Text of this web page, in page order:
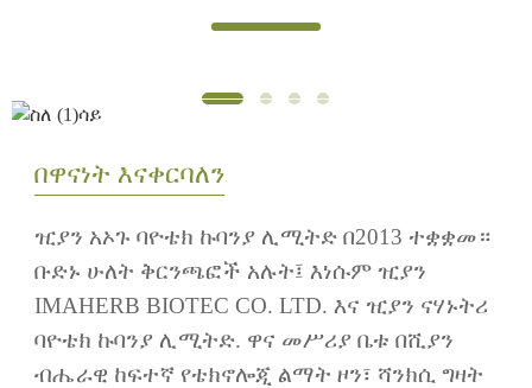
በዋናነት እናቀርባለን
ዢያን አኦጉ ባዮቴክ ኩባንያ ሊሚትድ በ2013 ተቋቋመ።
ቡድኑ ሁለት ቅርንጫፎች አሉት፤ እነሱም ዢያን
IMAHERB BIOTEC CO. LTD. እና ዢያን ናሃኑትሪ
ባዮቴክ ኩባንያ ሊሚትድ. ዋና መሥሪያ ቤቱ በሺያን
ብሔራዊ ከፍተኛ የቴክኖሎጂ ልማት ዞን፣ ሻንክሲ ግዛት